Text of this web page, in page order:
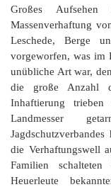
Großes
Massenverhaftung
Leschede, Berge
vorgeworfen, was im
unübliche Art war,
die große Anzahl
Inhaftierung
Landmesser
die Verhaftungswell
Familien
Heuerleute